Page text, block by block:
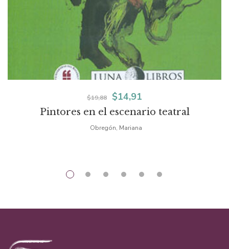
Pintores en el escenario teatral
$19,88
El
precio
original
$19,88.
$14,91
precio
$14,91.
Obregón, Mariana